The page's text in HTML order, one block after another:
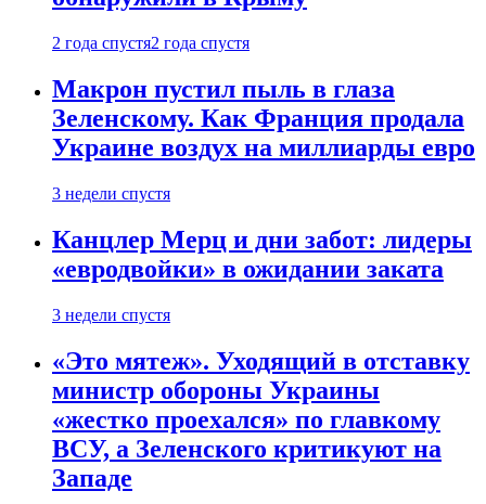
2 года спустя2 года спустя
Макрон пустил пыль в глаза
Зеленскому. Как Франция продала
Украине воздух на миллиарды евро
3 недели спустя
Канцлер Мерц и дни забот: лидеры
«евродвойки» в ожидании заката
3 недели спустя
«Это мятеж». Уходящий в отставку
министр обороны Украины
«жестко проехался» по главкому
ВСУ, а Зеленского критикуют на
Западе